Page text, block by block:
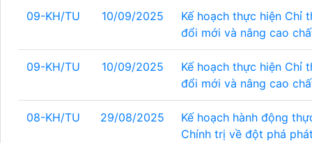
09-KH/TU 10/09/2025
Kế hoạch thực hiện Chỉ
đổi mới và nâng cao
09-KH/TU 10/09/2025
Kế hoạch thực hiện Chỉ
đổi mới và nâng cao
08-KH/TU 29/08/2025
Kế hoạch hành động
Chính trị về đột phá